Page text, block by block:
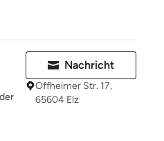
Nachricht
Offheimer Str. 17,
65604 Elz